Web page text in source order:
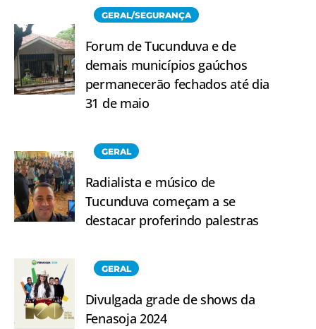
GERAL/SEGURANÇA
Forum de Tucunduva e de
demais municípios gaúchos
permanecerão fechados até dia
31 de maio
GERAL
Radialista e músico de
Tucunduva começam a se
destacar proferindo palestras
GERAL
Divulgada grade de shows da
Fenasoja 2024